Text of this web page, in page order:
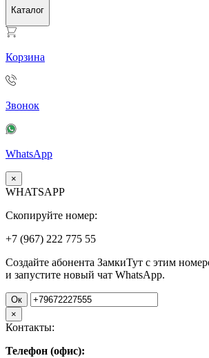
Каталог
Корзина
Звонок
WhatsApp
×
WHATSAPP
Скопируйте номер:
+7 (967) 222 775 55
Создайте абонента ЗамкиТут с этим
и запустите новый чат WhatsApp.
Ок
×
Контакты:
Телефон (офис):